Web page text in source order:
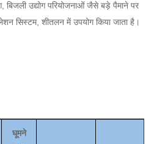
बिजली उद्योग परियोजनाओं जैसे बड़े पैमाने पर
सिस्टम, शीतलन में उपयोग किया जाता है।
घूमने